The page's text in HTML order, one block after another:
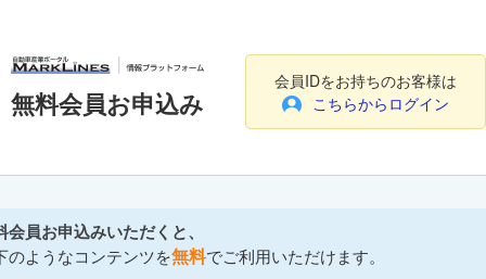
無料会員お申込み
会員IDをお持ちのお客様は
こちらからログイン
会員お申込みいただくと、
のようなコンテンツを無料でご利用いただけます。